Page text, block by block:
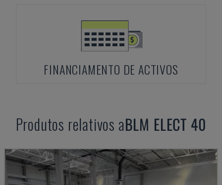
FINANCIAMENTO DE ACTIVOS
Produtos relativos aBLM ELECT 40